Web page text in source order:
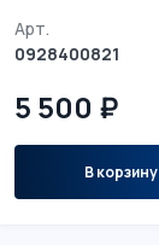
Арт.
0928400821
5 500 ₽
В корзину